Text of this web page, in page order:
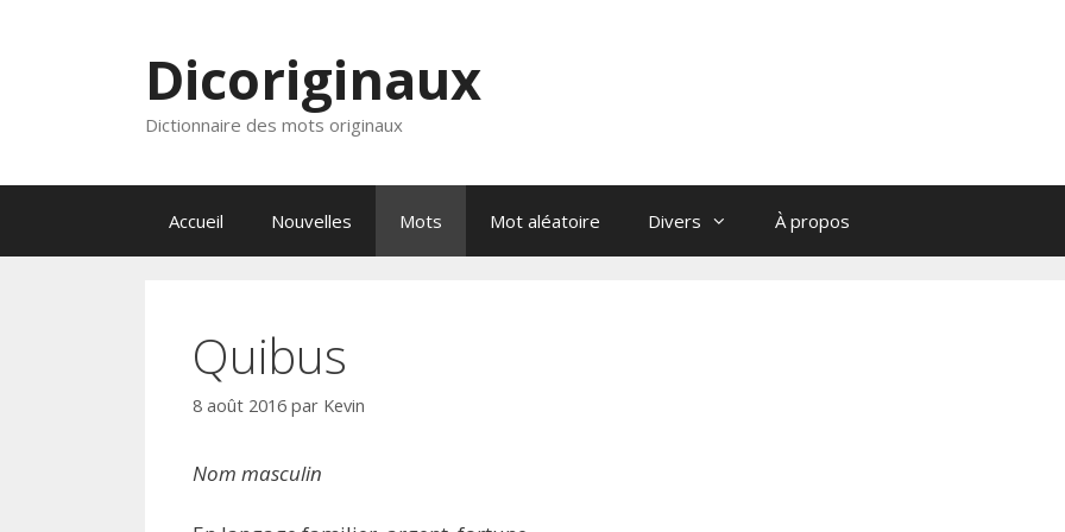
Dicoriginaux
Dictionnaire des mots originaux
Accueil Nouvelles Mots Mot aléatoire Divers À propos
Quibus
8 août 2016 par Kevin
Nom masculin